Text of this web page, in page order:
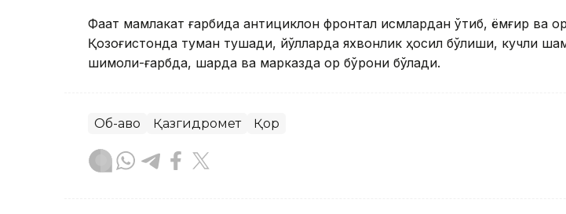
Фақат мамлакат ғарбида антициклон фронтал қисмлардан ўтиб, ёмғир ва
Қозоғистонда туман тушади, йўлларда яхвонлик ҳосил бўлиши, кучли
шимоли-ғарбда, шарқда ва марказда қор бўрони бўлади.
Об-ҳаво Қазгидромет Қор